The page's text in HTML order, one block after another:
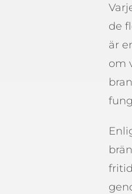
de
är
om